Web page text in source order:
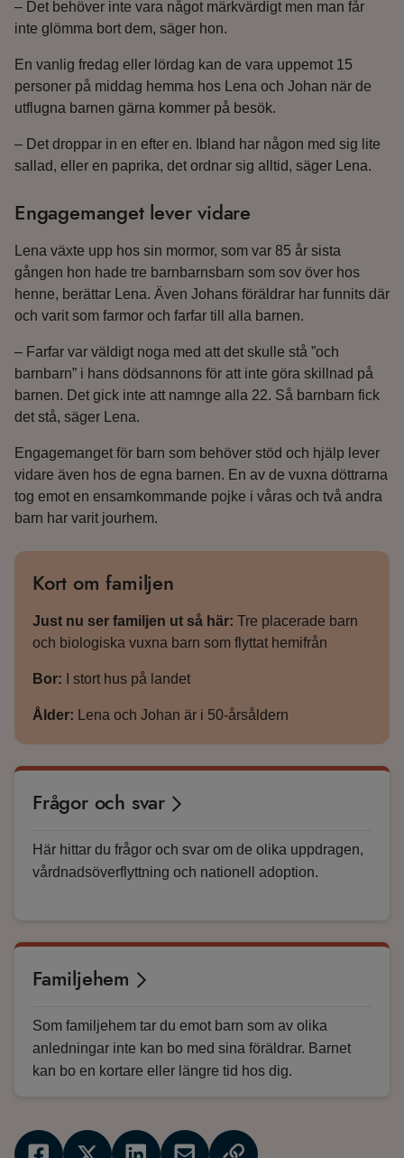
– Det behöver inte vara något märkvärdigt men man får
inte glömma bort dem, säger hon.
En vanlig fredag eller lördag kan de vara uppemot 15
personer på middag hemma hos Lena och Johan när de
utflugna barnen gärna kommer på besök.
– Det droppar in en efter en. Ibland har någon med sig lite
sallad, eller en paprika, det ordnar sig alltid, säger Lena.
Engagemanget lever vidare
Lena växte upp hos sin mormor, som var 85 år sista
gången hon hade tre barnbarnsbarn som sov över hos
henne, berättar Lena. Även Johans föräldrar har funnits där
och varit som farmor och farfar till alla barnen.
– Farfar var väldigt noga med att det skulle stå ”och
barnbarn” i hans dödsannons för att inte göra skillnad på
barnen. Det gick inte att namnge alla 22. Så barnbarn fick
det stå, säger Lena.
Engagemanget för barn som behöver stöd och hjälp lever
vidare även hos de egna barnen. En av de vuxna döttrarna
tog emot en ensamkommande pojke i våras och två andra
barn har varit jourhem.
Kort om familjen
Just nu ser familjen ut så här: Tre placerade barn
och biologiska vuxna barn som flyttat hemifrån
Bor: I stort hus på landet
Ålder: Lena och Johan är i 50-årsåldern
Frågor och svar
Här hittar du frågor och svar om de olika uppdragen,
vårdnadsöverflyttning och nationell adoption.
Familjehem
Som familjehem tar du emot barn som av olika
anledningar inte kan bo med sina föräldrar. Barnet
kan bo en kortare eller längre tid hos dig.